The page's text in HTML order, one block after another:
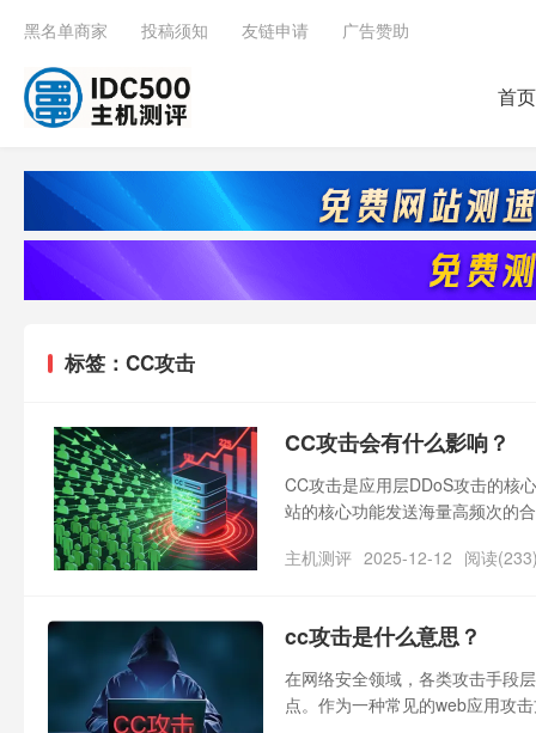
黑名单商家 投稿须知 友链申请 广告赞助
首页
标签：CC攻击
CC攻击会有什么影响？
CC攻击是应用层DDoS攻击的核
站的核心功能发送海量高频次的
被传统防火墙识别，其危害更具
主机测评 2025-12-12 阅读
cc攻击是什么意思？
在网络安全领域，各类攻击手段
点。作为一种常见的web应用攻